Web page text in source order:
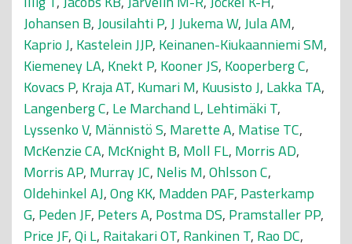
Johansen B,Jousilahti P,J Jukema W,Jula AM,
Kaprio J, Kastelein JJP, Keinanen-Kiukaanniemi SM,
Kiemeney LA, Knekt P, Kooner JS, Kooperberg C,
Kovacs P, Kraja AT, Kumari M, Kuusisto J, Lakka TA,
Langenberg C, Le Marchand L, Lehtimäki T,
Lyssenko V, Männistö S, Marette A, Matise TC,
McKenzie CA, McKnight B, Moll FL, Morris AD,
Morris AP, Murray JC, Nelis M,Ohlsson C,
Oldehinkel AJ,Ong KK, Madden PAF, Pasterkamp
G, Peden JF, Peters A, Postma DS, Pramstaller PP,
Price JF,Qi L, Raitakari OT, Rankinen T, Rao DC,